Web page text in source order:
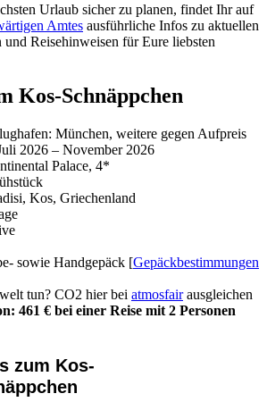
Urlaub sicher zu planen, findet Ihr auf
Amtes ausführliche Infos zu aktuellen
und Reisehinweisen für Eure liebsten
Kos-Schnäppchen
München, weitere gegen Aufpreis
2026 – November 2026
Palace, 4*
Kos, Griechenland
sowie Handgepäck [Gepäckbestimmungen
tun? CO2 hier bei atmosfairausgleichen
461 € bei einer Reise mit 2 Personen
zum Kos-